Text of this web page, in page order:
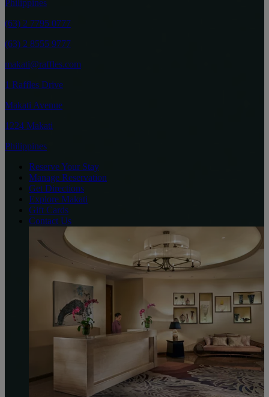
Philippines
(63) 2 7795 0777
(63) 2 8555 9777
makati@raffles.com
1 Raffles Drive
Makati Avenue
1224 Makati
Philippines
Reserve Your Stay
Manage Reservation
Get Directions
Explore Makati
Gift Cards
Contact Us